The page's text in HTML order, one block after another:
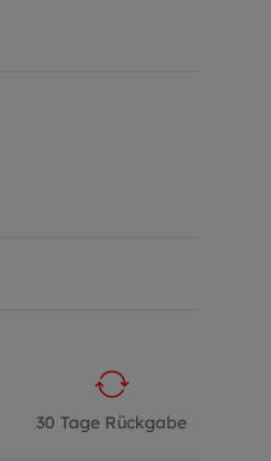
30 Tage Rückgabe